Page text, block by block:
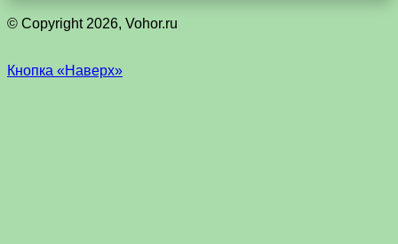
© Copyright 2026, Vohor.ru
Кнопка «Наверх»